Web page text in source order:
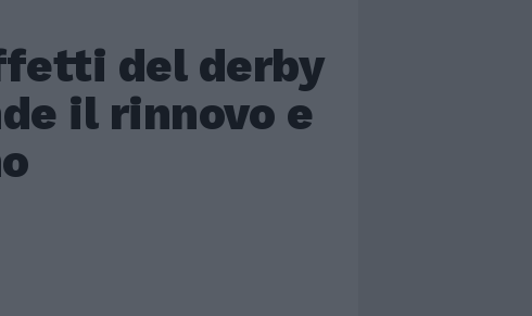
del derby
il rinnovo e